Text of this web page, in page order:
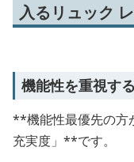
入るリュック
機能性を重視す
**機能性最優先の方
充実度」**です。